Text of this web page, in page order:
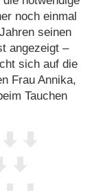
noch einmal
seinen
angezeigt –
sich auf die
Frau Annika,
Tauchen